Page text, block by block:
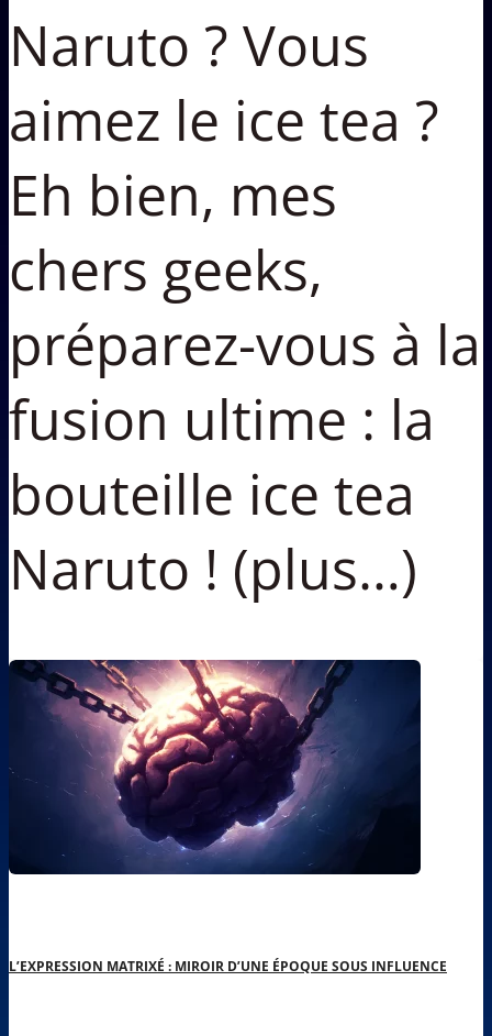
Naruto ? Vous
aimez le ice tea ?
Eh bien, mes
chers geeks,
préparez-vous à la
fusion ultime : la
bouteille ice tea
Naruto ! (plus…)
L’EXPRESSION MATRIXÉ : MIROIR D’UNE ÉPOQUE SOUS INFLUENCE